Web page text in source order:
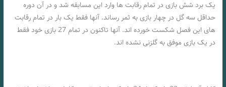
یک برد شش بازی در تمام رقابت ها وارد این مسابقه شد و در آن دوره
حداقل سه گل در چهار بازی به ثمر رساند. آنها فقط یک بار در تمام رقابت
های این فصل شکست خورده اند. آنها تاکنون در تمام 27 بازی خود فقط
در یک بازی موفق به گلزنی نشده اند.